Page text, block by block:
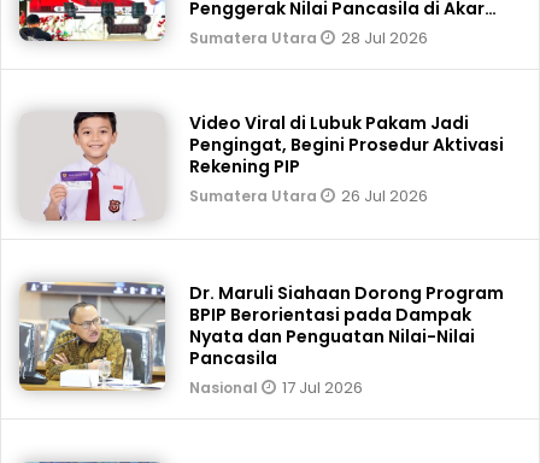
Penggerak Nilai Pancasila di Akar
Rumput
Sumatera Utara 28 Jul 2026
Video Viral di Lubuk Pakam Jadi
Pengingat, Begini Prosedur Aktivasi
Rekening PIP
Sumatera Utara 26 Jul 2026
Dr. Maruli Siahaan Dorong Program
BPIP Berorientasi pada Dampak
Nyata dan Penguatan Nilai-Nilai
Pancasila
Nasional 17 Jul 2026